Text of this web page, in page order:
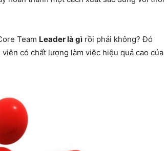
Team Leader là gì rồi phải không? Đó
có chất lượng làm việc hiệu quả cao của